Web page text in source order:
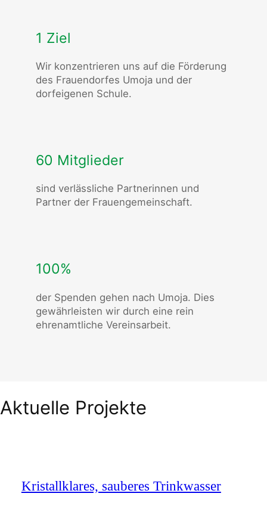
1 Ziel
Wir konzentrieren uns auf die Förderung
des Frauendorfes Umoja und der
dorfeigenen Schule.
60 Mitglieder
sind verlässliche Partnerinnen und
Partner der Frauengemeinschaft.
100%
der Spenden gehen nach Umoja. Dies
gewährleisten wir durch eine rein
ehrenamtliche Vereinsarbeit.
Aktuelle Projekte
Kristallklares, sauberes Trinkwasser